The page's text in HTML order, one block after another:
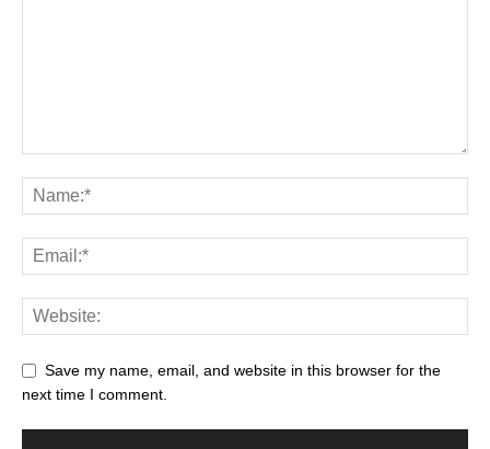
Save my name, email, and website in this browser for the
next time I comment.